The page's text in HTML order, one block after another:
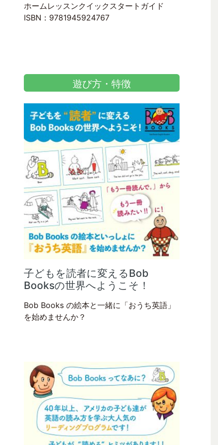
ホームレッスンクイックスタートガイド
ISBN：9781945924767
遊び方・特徴
子どもを読者に変えるBob
Booksの世界へようこそ！
Bob Books の絵本と一緒に「おうち英語」
を始めませんか？